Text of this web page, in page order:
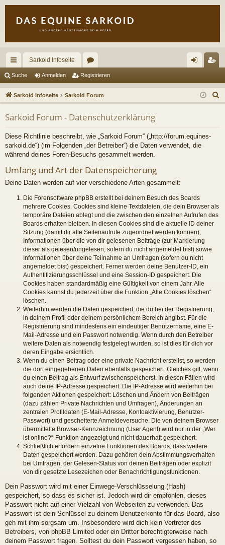
ch
ne
llz
ug
riff
Sarkoid Infoseite
or
en m
el
n
ist
rie
Suche Anmelden Registrieren
Sarkoid Infoseite Sarkoid Forum
u
Sarkoid Forum - Datenschutzerklärung
Diese Richtlinie beschreibt, wie „Sarkoid Forum“ („http://forum.equines-
sarkoid.de“) (im Folgenden „der Betreiber“) die Daten verwendet, die
während deines Foren-Besuchs gesammelt werden.
Umfang und Art der Datenspeicherung
Deine Daten werden auf vier verschiedene Arten gesammelt:
Die Forensoftware phpBB erstellt bei deinem Besuch des Boards
mehrere Cookies. Cookies sind kleine Textdateien, die dein Browser als
temporäre Dateien ablegt und die zwischen den einzelnen Aufrufen des
Boards erhalten bleiben. In diesen Cookies sind die aktuelle ID deiner
Sitzung (damit dir alle Seitenaufrufe zugeordnet werden können),
Informationen über die von dir gelesenen Beiträge (zur Markierung
dieser als gelesen/ungelesen; sofern du nicht angemeldet bist) sowie
Informationen über deine Teilnahme an Umfragen (sofern du nicht
angemeldet bist) gespeichert. Ferner werden deine Benutzer-ID, ein
Authentifizierungsschlüssel und eine Session-ID gespeichert. Die
Cookies haben standardmäßig eine Gültigkeit von einem Jahr. Alle
Cookies kannst du jederzeit über die Funktion „Alle Cookies löschen“
löschen.
Weiterhin werden die Daten gespeichert, die du bei der Registrierung,
in deinem Profil oder deinem persönlichem Bereich angibst. Für die
Registrierung sind mindestens ein eindeutiger Benutzername, eine E-
Mail-Adresse und ein Passwort notwendig. Wenn durch den Betreiber
weitere Daten als notwendig festgelegt wurden, so ist dies für dich vor
deren Eingabe ersichtlich.
Wenn du einen Beitrag oder eine private Nachricht erstellst, so werden
die dort eingegebenen Daten ebenfalls gespeichert. Gleiches gilt, wenn
du einen Beitrag als Entwurf zwischenspeicherst. In diesen Fällen wird
auch deine IP-Adresse gespeichert. Die IP-Adresse wird weiterhin bei
folgenden Aktionen gespeichert: Löschen und Ändern von Beiträgen
(dazu zählen Private Nachrichten und Umfragen), Änderungen an
zentralen Profildaten (E-Mail-Adresse, Kontoaktivierung, Benutzer-
Passwort) und gescheiterte Anmeldeversuche. Die von deinem Browser
übermittelte Browser-Kennzeichnung (User Agent) wird nur in der „Wer
ist online?“-Funktion angezeigt und nicht dauerhaft gespeichert.
Schließlich erfordern einzelne Funktionen des Boards, dass weitere
Daten gespeichert werden. Dazu gehören dein Abstimmungsverhalten
bei Umfragen, der Gelesen-Status von deinen Beiträgen oder explizit
von dir gesetzte Lesezeichen oder Benachrichtigungsfunktionen.
Dein Passwort wird mit einer Einwege-Verschlüsselung (Hash)
gespeichert, so dass es sicher ist. Jedoch wird dir empfohlen, dieses
Passwort nicht auf einer Vielzahl von Webseiten zu verwenden. Das
Passwort ist dein Schlüssel zu deinem Benutzerkonto für das Board, also
geh mit ihm sorgsam um. Insbesondere wird dich kein Vertreter des
Betreibers, von phpBB Limited oder ein Dritter berechtigterweise nach
deinem Passwort fragen. Solltest du dein Passwort vergessen haben, so